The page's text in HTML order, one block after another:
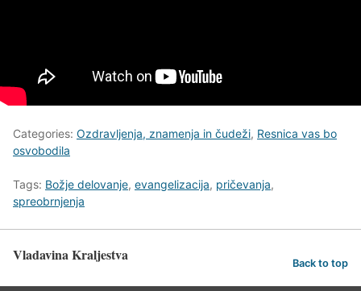
Categories: Ozdravljenja, znamenja in čudeži, Resnica vas bo
osvobodila
Tags: Božje delovanje, evangelizacija, pričevanja,
spreobrnjenja
Vladavina Kraljestva Back to top